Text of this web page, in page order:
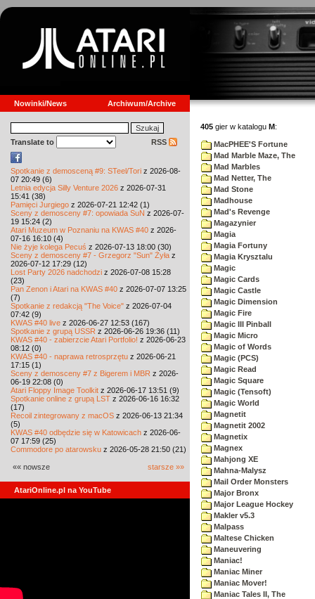
Nowinki/News Archiwum/Archive
Translate to RSS
Spotkanie z demosceną #9: STeel/Tori z 2026-08-
07 20:49 (6)
Letnia edycja Silly Venture 2026 z 2026-07-31
15:41 (38)
Pamięci Jurgiego z 2026-07-21 12:42 (1)
Sceny z demosceny #7: opowiada SuN z 2026-07-
19 15:24 (2)
Atari Muzeum w Poznaniu na KWAS #40 z 2026-
07-16 16:10 (4)
Nie żyje kolega Pecuś z 2026-07-13 18:00 (30)
Sceny z demosceny #7 - Grzegorz "Sun" Żyła z
2026-07-12 17:29 (12)
Lost Party 2026 nadchodzi z 2026-07-08 15:28
(23)
Pan Zenon i Atari na KWAS #40 z 2026-07-07 13:25
(7)
Spotkanie z redakcją "The Voice" z 2026-07-04
07:42 (9)
KWAS #40 live z 2026-06-27 12:53 (167)
Spotkanie z grupą USSR z 2026-06-26 19:36 (11)
KWAS #40 - zabierzcie Atari Portfolio! z 2026-06-23
08:12 (0)
KWAS #40 - naprawa retrosprzętu z 2026-06-21
17:15 (1)
Sceny z demosceny #7 z Bigerem i MBR z 2026-
06-19 22:08 (0)
Atari Floppy Image Toolkit z 2026-06-17 13:51 (9)
Spotkanie online z grupą LST z 2026-06-16 16:32
(17)
Recoil zintegrowany z macOS z 2026-06-13 21:34
(5)
KWAS #40 odbędzie się w Katowicach z 2026-06-
07 17:59 (25)
Commodore po atarowsku z 2026-05-28 21:50 (21)
«« nowsze starsze »»
AtariOnline.pl na YouTube
405 gier w katalogu M:
MacPHEE'S Fortune
Mad Marble Maze, The
Mad Marbles
Mad Netter, The
Mad Stone
Madhouse
Mad's Revenge
Magazynier
Magia
Magia Fortuny
Magia Krysztalu
Magic
Magic Cards
Magic Castle
Magic Dimension
Magic Fire
Magic III Pinball
Magic Micro
Magic of Words
Magic (PCS)
Magic Read
Magic Square
Magic (Tensoft)
Magic World
Magnetit
Magnetit 2002
Magnetix
Magnex
Mahjong XE
Mahna-Malysz
Mail Order Monsters
Major Bronx
Major League Hockey
Makler v5.3
Malpass
Maltese Chicken
Maneuvering
Maniac!
Maniac Miner
Maniac Mover!
Maniac Tales II, The